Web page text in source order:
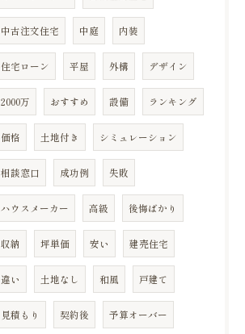
中古注文住宅 中庭 内装
住宅ローン 平屋 外構 デザイン
2000万 おすすめ 設備 ランキング
価格 土地付き シミュレーション
相談窓口 成功例 失敗
ハウスメーカー 高級 後悔ばかり
収納 坪単価 安い 建売住宅
違い 土地なし 和風 戸建て
見積もり 契約後 予算オーバー